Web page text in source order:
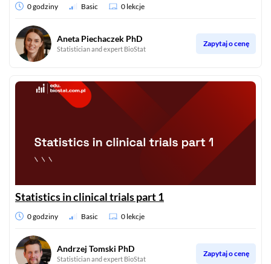
0 godziny Basic 0 lekcje
Aneta Piechaczek PhD
Statistician and expert BioStat
Zapytaj o cenę
Statistics in clinical trials part 1
0 godziny Basic 0 lekcje
Andrzej Tomski PhD
Statistician and expert BioStat
Zapytaj o cenę